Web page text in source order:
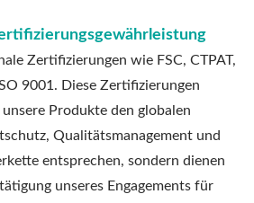
Zertifizierungen wie FSC, CTPAT,
9001. Diese Zertifizierungen
Produkte den globalen
Qualitätsmanagement und
entsprechen, sondern dienen
unseres Engagements für